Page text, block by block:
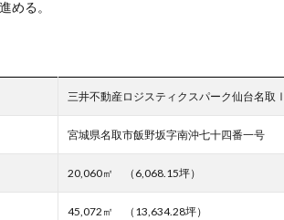
める。
三井不動産ロジスティクスパーク仙台名
宮城県名取市飯野坂字南沖七十四番一号
20,060㎡ （6,068.15坪）
45,072㎡ （13,634.28坪）